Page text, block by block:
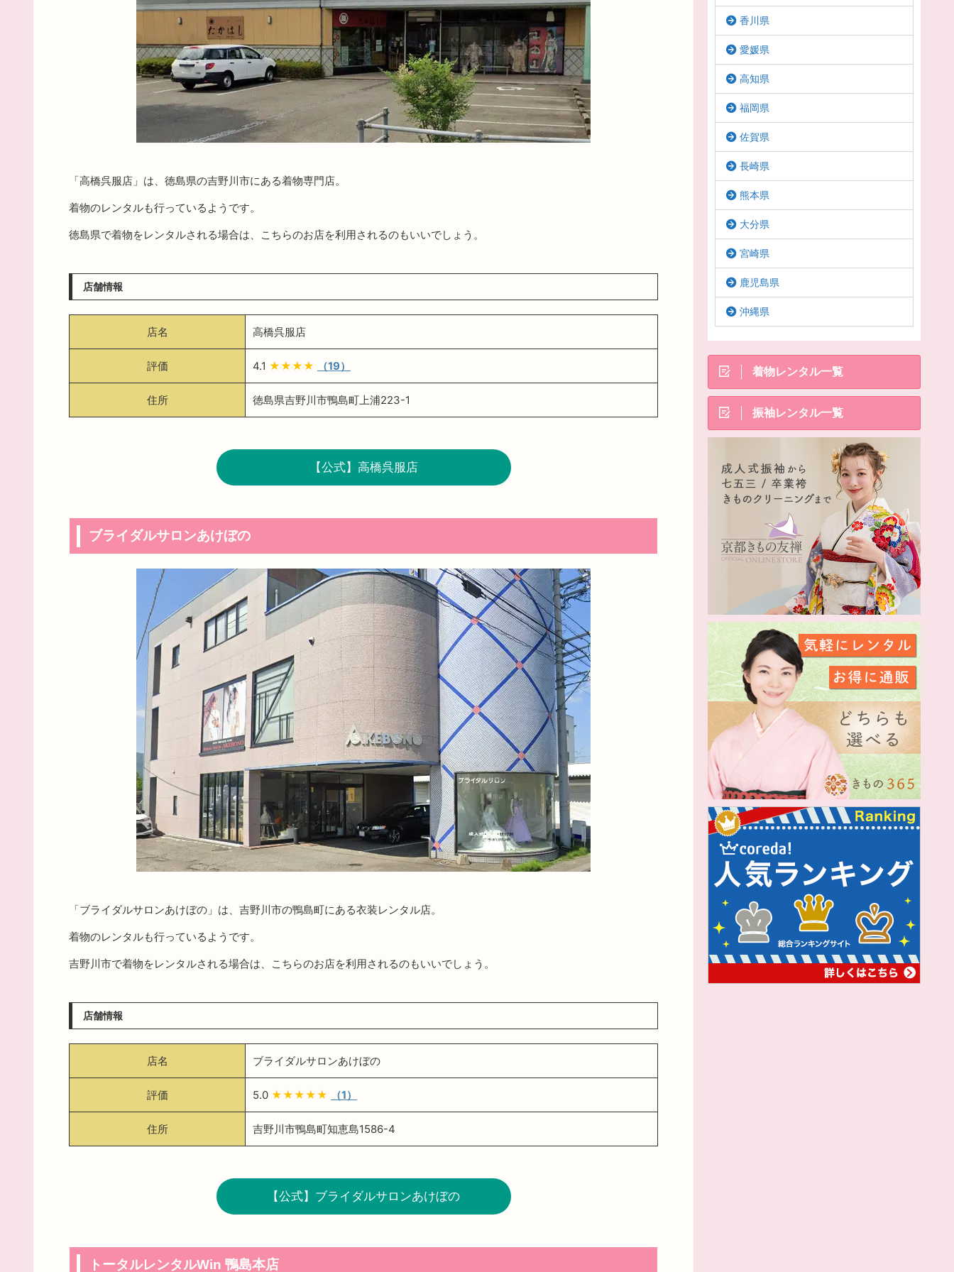
「高橋呉服店」は、徳島県の吉野川市にある着物専門店。
着物のレンタルも行っているようです。
徳島県で着物をレンタルされる場合は、こちらのお店を利用されるのもいいでしょう。
店舗情報
店名 高橋呉服店
評価 4.1 ★★★★ （19）
住所 徳島県吉野川市鴨島町上浦223-1
【公式】高橋呉服店
ブライダルサロンあけぼの
「ブライダルサロンあけぼの」は、吉野川市の鴨島町にある衣装レンタル店。
着物のレンタルも行っているようです。
吉野川市で着物をレンタルされる場合は、こちらのお店を利用されるのもいいでしょう。
店舗情報
店名 ブライダルサロンあけぼの
評価 5.0 ★★★★★ （1）
住所 吉野川市鴨島町知恵島1586-4
【公式】ブライダルサロンあけぼの
トータルレンタルWin 鴨島本店
香川県
愛媛県
高知県
福岡県
佐賀県
長崎県
熊本県
大分県
宮崎県
鹿児島県
沖縄県
着物レンタル一覧
振袖レンタル一覧